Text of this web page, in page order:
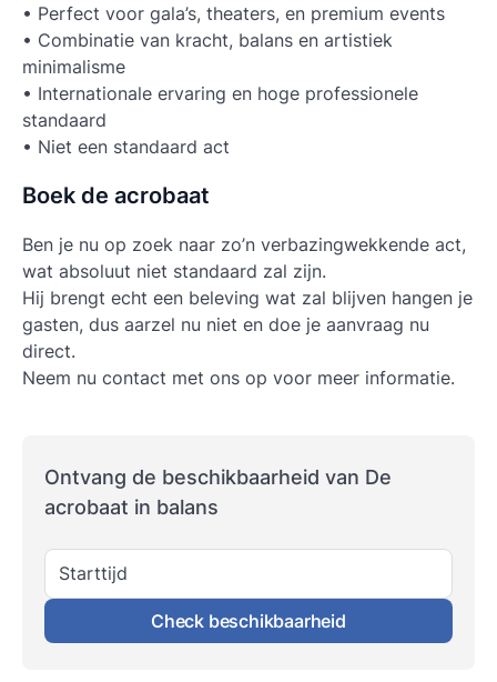
• Perfect voor gala’s, theaters, en premium events
• Combinatie van kracht, balans en artistiek
minimalisme
• Internationale ervaring en hoge professionele
standaard
• Niet een standaard act
Boek de acrobaat
Ben je nu op zoek naar zo’n verbazingwekkende act,
wat absoluut niet standaard zal zijn.
Hij brengt echt een beleving wat zal blijven hangen je
gasten, dus aarzel nu niet en doe je aanvraag nu
direct.
Neem nu contact met ons op voor meer informatie.
Ontvang de beschikbaarheid van De
acrobaat in balans
Starttijd
Check beschikbaarheid